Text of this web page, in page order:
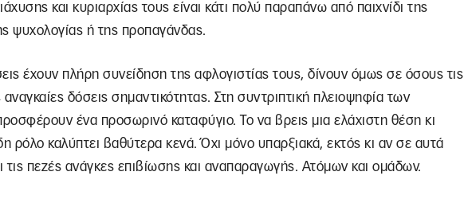
και κυριαρχίας τους είναι κάτι πολύ παραπάνω από παιχνίδι της
ψυχολογίας ή της προπαγάνδας.
έχουν πλήρη συνείδηση της αφλογιστίας τους, δίνουν όμως σε όσους τις
αναγκαίες δόσεις σημαντικότητας. Στη συντριπτική πλειοψηφία των
ένα προσωρινό καταφύγιο. Το να βρεις μια ελάχιστη θέση κι
ρόλο καλύπτει βαθύτερα κενά. Όχι μόνο υπαρξιακά, εκτός κι αν σε αυτά
τις πεζές ανάγκες επιβίωσης και αναπαραγωγής. Ατόμων και ομάδων.